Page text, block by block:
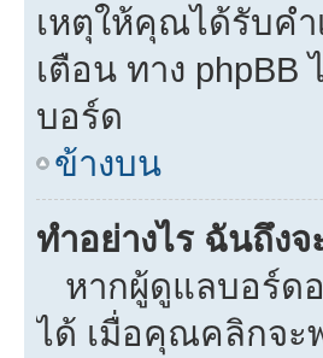
เหตุให้คุณได้รับค
เตือน ทาง
บอร์ด
ข้างบน
ทำอย่างไร ฉันถึง
หากผู้ดูแลบอร์ด
ได้ เมื่อคุณคลิกจะ